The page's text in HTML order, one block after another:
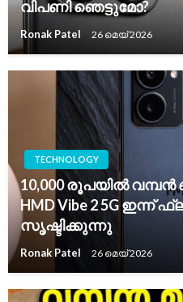
വിപണി ഞെട്ടുമോ?
Ronak Patel 26 മെയ്‌ 2026
TECHNOLOGY
10,000 രൂപയിൽ വമ്പൻ
HMD Vibe 2 5G ഇന്ന്
സൃഷ്ടിക്കുന്നു
Ronak Patel 26 മെയ്‌ 2026